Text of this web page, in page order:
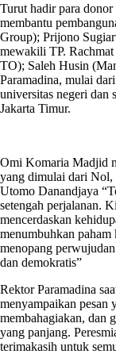
Turut hadir para
membantu
Group); Prijono
mewakili TP.
TO); Saleh Husin
Paramadina, mulai
universitas negeri dan
Jakarta Timur.
Omi Komaria Madjid
yang dimulai dari Nol,
Utomo Danandjaya
setengah perjalanan.
mencerdaskan
menumbuhkan
menopang
dan demokratis”
Rektor Paramadina
menyampaikan pesan
membahagiakan, dan
yang panjang.
terimakasih untuk